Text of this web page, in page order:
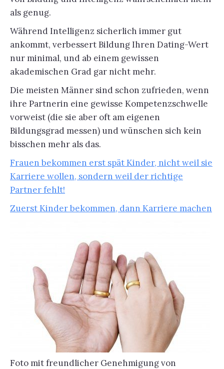
als genug.
Während Intelligenz sicherlich immer gut
ankommt, verbessert Bildung Ihren Dating-Wert
nur minimal, und ab einem gewissen
akademischen Grad gar nicht mehr.
Die meisten Männer sind schon zufrieden, wenn
ihre Partnerin eine gewisse Kompetenzschwelle
vorweist (die sie aber oft am eigenen
Bildungsgrad messen) und wünschen sich kein
bisschen mehr als das.
Frauen bekommen erst spät Kinder, nicht weil sie
Karriere wollen, sondern weil der richtige
Partner fehlt!
Zuerst Kinder bekommen, dann Karriere machen
Foto mit freundlicher Genehmigung von